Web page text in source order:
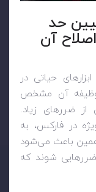
حد
حیاتی در
وظیفه آن مشخص
ضررهای زیاد.
در فارکس، به
باعث می‌شود
ضررهایی شوند که